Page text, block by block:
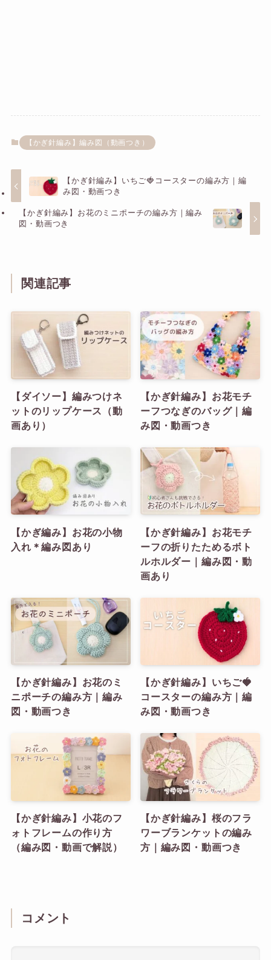
【かぎ針編み】編み図（動画つき）
【かぎ針編み】いちご🍓コースターの編み方｜編
み図・動画つき
【かぎ針編み】お花のミニポーチの編み方｜編み
図・動画つき
関連記事
【ダイソー】編みつけネ
ットのリップケース（動
画あり）
【かぎ針編み】お花モチ
ーフつなぎのバッグ｜編
み図・動画つき
【かぎ編み】お花の小物
入れ＊編み図あり
【かぎ針編み】お花モチ
ーフの折りたためるボト
ルホルダー｜編み図・動
画あり
【かぎ針編み】お花のミ
ニポーチの編み方｜編み
図・動画つき
【かぎ針編み】いちご🍓
コースターの編み方｜編
み図・動画つき
【かぎ針編み】小花のフ
ォトフレームの作り方
（編み図・動画で解説）
【かぎ針編み】桜のフラ
ワーブランケットの編み
方｜編み図・動画つき
コメント